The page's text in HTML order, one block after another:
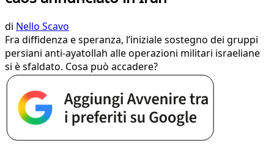
di Nello Scavo
Fra diffidenza e speranza, l’iniziale sostegno dei gruppi
persiani anti-ayatollah alle operazioni militari israeliane
si è sfaldato. Cosa può accadere?